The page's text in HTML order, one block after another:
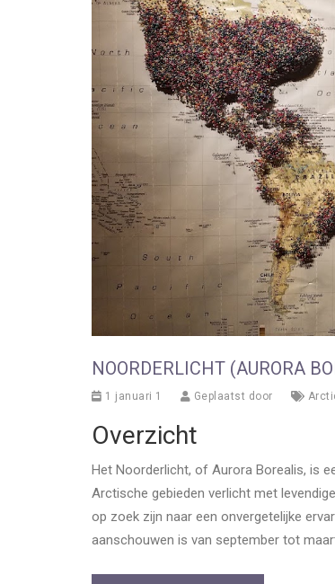
NOORDERLICHT (AURORA
1 januari 1 Geplaatst door
Overzicht
Het Noorderlicht, of Aurora Borealis, is
Arctische gebieden verlicht met
op zoek zijn naar een onvergetelijke
aanschouwen is van september tot